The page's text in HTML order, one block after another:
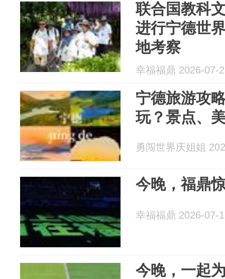
联合国教科
进行宁德世
地考察
幸福福鼎 2026-07-
宁德旅游攻
玩？景点、
勇闯世界庆姐姐
今晚，福鼎
幸福福鼎 2026-07-
今晚，一起